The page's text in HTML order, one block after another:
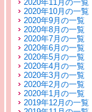
2020年11月の一覧
2020年10月の一覧
2020年9月の一覧
2020年8月の一覧
2020年7月の一覧
2020年6月の一覧
2020年5月の一覧
2020年4月の一覧
2020年3月の一覧
2020年2月の一覧
2020年1月の一覧
2019年12月の一覧